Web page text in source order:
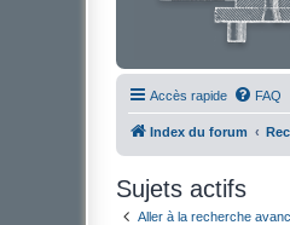
Accès rapide FAQ
Index du forum
Sujets actifs
Aller à la recherche